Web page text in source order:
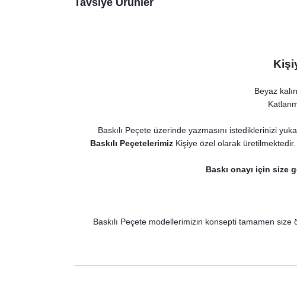
Tavsiye Ürünler
Beyaz
Baskılı Peçete üzerinde yazmasını istediklerinizi
Baskılı Peçetelerimiz Kişiye özel olarak
Baskı onayı için size
Baskılı Peçete modellerimizin konsepti tamamen